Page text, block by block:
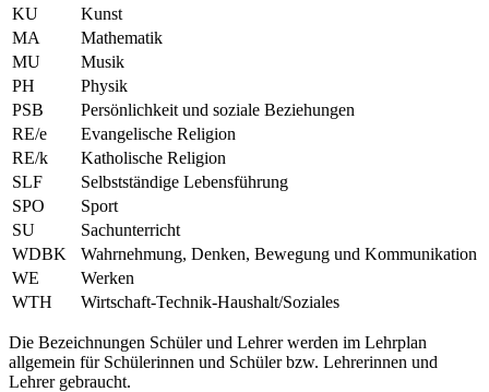
KU
Kunst
MA
Mathematik
MU
Musik
PH
Physik
PSB
Persönlichkeit und soziale Beziehungen
RE/e
Evangelische Religion
RE/k
Katholische Religion
SLF
Selbstständige Lebensführung
SPO
Sport
SU
Sachunterricht
WDBK
Wahrnehmung, Denken, Bewegung und Kommunikation
WE
Werken
WTH
Wirtschaft-Technik-Haushalt/Soziales
Die Bezeichnungen Schüler und Lehrer werden im Lehrplan
allgemein für Schülerinnen und Schüler bzw. Lehrerinnen und
Lehrer gebraucht.